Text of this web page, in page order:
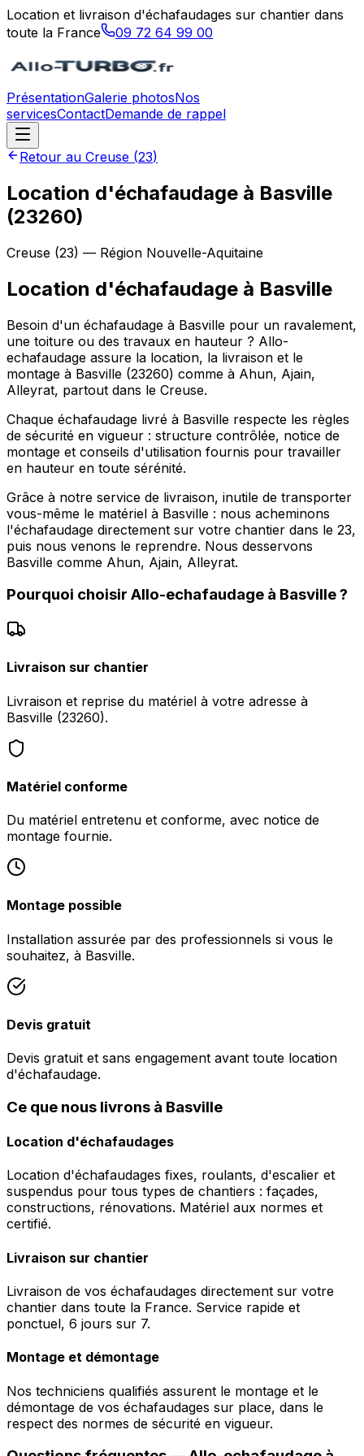
Location et livraison d'échafaudages sur chantier dans
toute la France
09 72 64 99 00
PrésentationGalerie photosNos
servicesContactDemande de rappel
Retour au Creuse (23)
Location d'échafaudage à Basville
(23260)
Creuse (23) — Région Nouvelle-Aquitaine
Location d'échafaudage à Basville
Besoin d'un échafaudage à Basville pour un ravalement,
une toiture ou des travaux en hauteur ? Allo-
echafaudage assure la location, la livraison et le
montage à Basville (23260) comme à Ahun, Ajain,
Alleyrat, partout dans le Creuse.
Chaque échafaudage livré à Basville respecte les règles
de sécurité en vigueur : structure contrôlée, notice de
montage et conseils d'utilisation fournis pour travailler
en hauteur en toute sérénité.
Grâce à notre service de livraison, inutile de transporter
vous-même le matériel à Basville : nous acheminons
l'échafaudage directement sur votre chantier dans le 23,
puis nous venons le reprendre. Nous desservons
Basville comme Ahun, Ajain, Alleyrat.
Pourquoi choisir Allo-echafaudage à Basville?
Livraison sur chantier
Livraison et reprise du matériel à votre adresse à
Basville (23260).
Matériel conforme
Du matériel entretenu et conforme, avec notice de
montage fournie.
Montage possible
Installation assurée par des professionnels si vous le
souhaitez, à Basville.
Devis gratuit
Devis gratuit et sans engagement avant toute location
d'échafaudage.
Ce que nous livrons à Basville
Location d'échafaudages
Location d'échafaudages fixes, roulants, d'escalier et
suspendus pour tous types de chantiers : façades,
constructions, rénovations. Matériel aux normes et
certifié.
Livraison sur chantier
Livraison de vos échafaudages directement sur votre
chantier dans toute la France. Service rapide et
ponctuel, 6 jours sur 7.
Montage et démontage
Nos techniciens qualifiés assurent le montage et le
démontage de vos échafaudages sur place, dans le
respect des normes de sécurité en vigueur.